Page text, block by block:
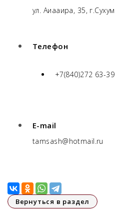
ул. Аиааира, 35, г.Сухум
Телефон
+7(840)272 63-39
E-mail
tamsash@hotmail.ru
Вернуться в раздел